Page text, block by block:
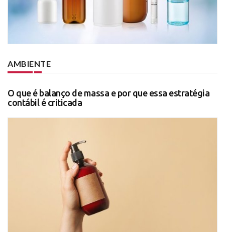
AMBIENTE
O que é balanço de massa e por que essa estratégia
contábil é criticada